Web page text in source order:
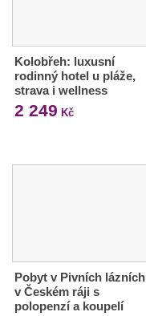
Kolobřeh: luxusní
rodinný hotel u pláže,
strava i wellness
2 249 Kč
Pobyt v Pivních lázních
v Českém ráji s
polopenzí a koupelí